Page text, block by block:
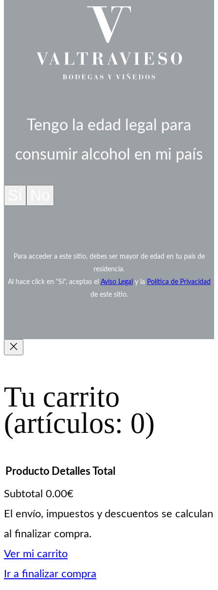
Tengo la edad legal para
consumir alcohol en mi país
Para acceder a este sitio, debes ser mayor de edad en tu país de
residencia.
Al hace click en "Sí", aceptas el Aviso Legal y la Política de Privacidad
de este sitio.
Tu carrito
(artículos: 0)
Productos
del
carrito
Producto Detalles Total
Subtotal 0.00€
El envío, impuestos y descuentos se calculan
al finalizar compra.
Ver mi carrito
Ir a finalizar compra